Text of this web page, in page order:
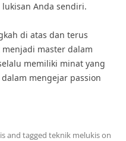
Anda sendiri.
di atas dan terus
master dalam
memiliki minat yang
mengejar passion
and tagged teknik melukison